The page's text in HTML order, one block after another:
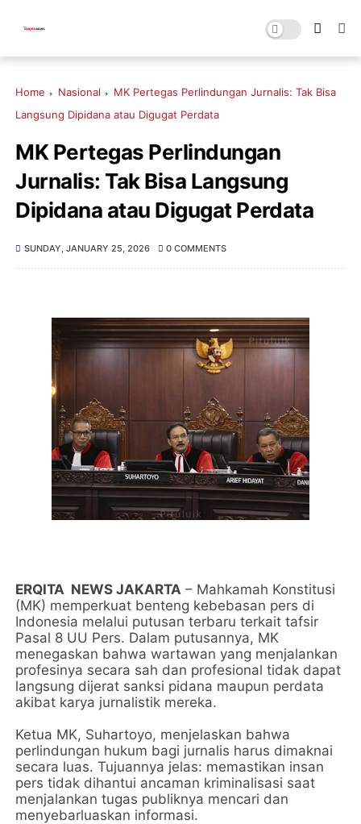
Home Nasional
MK Pertegas Perlindungan Jurnalis: Tak Bisa
Langsung Dipidana atau Digugat Perdata
MK Pertegas Perlindungan
Jurnalis: Tak Bisa Langsung
Dipidana atau Digugat Perdata
SUNDAY, JANUARY 25, 2026 0 COMMENTS
ERQITA NEWS JAKARTA – Mahkamah Konstitusi
(MK) memperkuat benteng kebebasan pers di
Indonesia melalui putusan terbaru terkait tafsir
Pasal 8 UU Pers. Dalam putusannya, MK
menegaskan bahwa wartawan yang menjalankan
profesinya secara sah dan profesional tidak dapat
langsung dijerat sanksi pidana maupun perdata
akibat karya jurnalistik mereka.
​Ketua MK, Suhartoyo, menjelaskan bahwa
perlindungan hukum bagi jurnalis harus dimaknai
secara luas. Tujuannya jelas: memastikan insan
pers tidak dihantui ancaman kriminalisasi saat
menjalankan tugas publiknya mencari dan
menyebarluaskan informasi.